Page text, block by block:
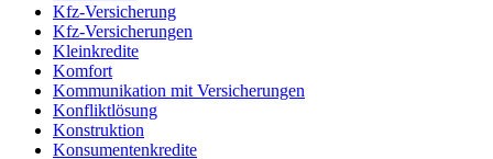
Kfz-Versicherung
Kfz-Versicherungen
Kleinkredite
Komfort
Kommunikation mit Versicherungen
Konfliktlösung
Konstruktion
Konsumentenkredite